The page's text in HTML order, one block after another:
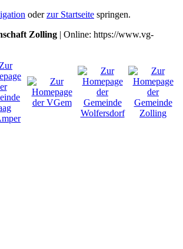
oderzur Startseite springen.
Zolling | Online: https://www.vg-